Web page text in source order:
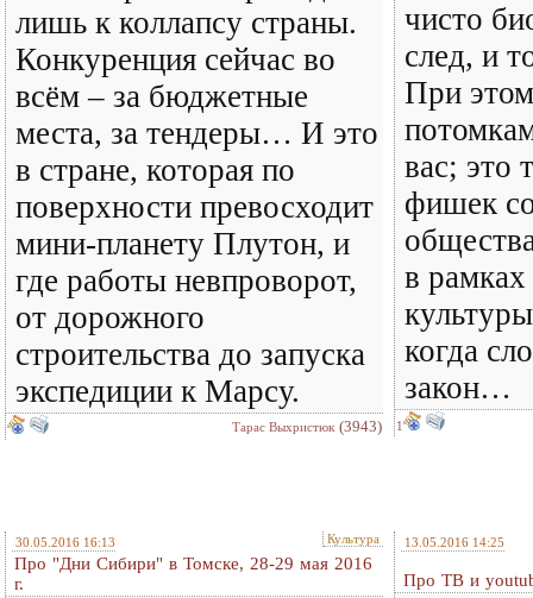
лишь к коллапсу страны.
Конкуренция сейчас во
всём – за бюджетные
места, за тендеры… И это
в стране, которая по
поверхности превосходит
мини-планету Плутон, и
где работы невпроворот,
от дорожного
строительства до запуска
экспедиции к Марсу.
Тарас Выхристюк (3943)
чисто
след, и
При
вас; это
фишек
в
когда
закон…
1
30.05.2016 16:13 Культура
Про "Дни Сибири" в Томске, 28-29 мая 2016
г.
13.05.2016 14:25
Про ТВ и